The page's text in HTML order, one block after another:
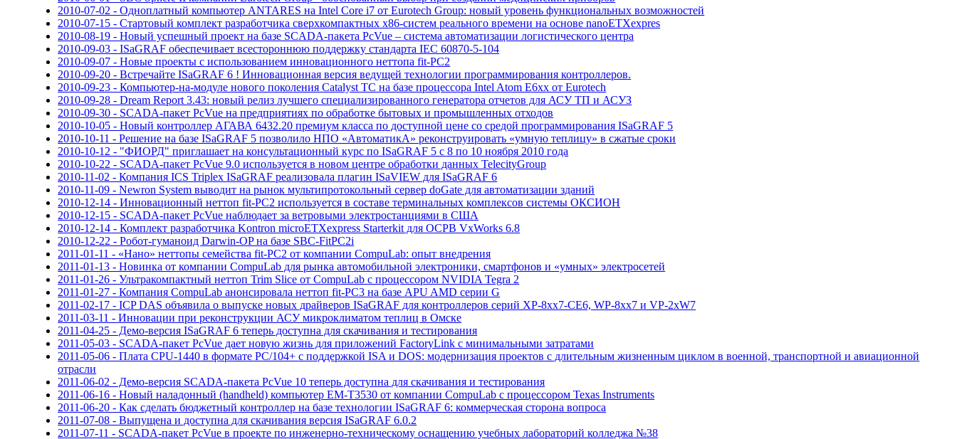
2010-07-02 - Одноплатный компьютер ANTARES на Intel Core i7 от Eurotech Group: новый уровень функциональных возможностей
2010-07-15 - Стартовый комплект разработчика сверхкомпактных x86-систем реального времени на основе nanoETXexpres
2010-08-19 - Новый успешный проект на базе SCADA-пакета PcVue – система автоматизации логистического центра
2010-09-03 - ISaGRAF обеспечивает всестороннюю поддержку стандарта IEC 60870-5-104
2010-09-07 - Новые проекты с использованием инновационного неттопа fit-PC2
2010-09-20 - Встречайте ISaGRAF 6 ! Инновационная версия ведущей технологии программирования контроллеров.
2010-09-23 - Компьютер-на-модуле нового поколения Catalyst TC на базе процессора Intel Atom E6xx от Eurotech
2010-09-28 - Dream Report 3.43: новый релиз лучшего специализированного генератора отчетов для АСУ ТП и АСУЗ
2010-09-30 - SCADA-пакет PcVue на предприятиях по обработке бытовых и промышленных отходов
2010-10-05 - Новый контроллер АГАВА 6432.20 премиум класса по доступной цене со средой программирования ISaGRAF 5
2010-10-11 - Решение на базе ISaGRAF 5 позволило НПО «АвтоматикА» реконструировать «умную теплицу» в сжатые сроки
2010-10-12 - "ФИОРД" приглашает на консультационный курс по ISaGRAF 5 с 8 по 10 ноября 2010 года
2010-10-22 - SCADA-пакет PcVue 9.0 используется в новом центре обработки данных TelecityGroup
2010-11-02 - Компания ICS Triplex ISaGRAF реализовала плагин ISaVIEW для ISaGRAF 6
2010-11-09 - Newron System выводит на рынок мультипротокольный сервер doGate для автоматизации зданий
2010-12-14 - Инновационный неттоп fit-PC2 используется в составе терминальных комплексов системы ОКСИОН
2010-12-15 - SCADA-пакет PcVue наблюдает за ветровыми электростанциями в США
2010-12-14 - Комплект разработчика Kontron microETXexpress Starterkit для ОСРВ VxWorks 6.8
2010-12-22 - Робот-гуманоид Darwin-OP на базе SBC-FitPC2i
2011-01-11 - «Нано» неттопы семейства fit-PC2 от компании CompuLab: опыт внедрения
2011-01-13 - Новинка от компании CompuLab для рынка автомобильной электроники, смартфонов и «умных» электросетей
2011-01-26 - Ультракомпактный неттоп Trim Slice от CompuLab с процессором NVIDIA Tegra 2
2011-01-27 - Компания CompuLab анонсировала неттоп fit-PC3 на базе APU AMD серии G
2011-02-17 - ICP DAS объявила о выпуске новых драйверов ISaGRAF для контроллеров серий XP-8xx7-CE6, WP-8xx7 и VP-2xW7
2011-03-11 - Инновации при реконструкции АСУ микроклиматом теплиц в Омске
2011-04-25 - Демо-версия ISaGRAF 6 теперь доступна для скачивания и тестирования
2011-05-03 - SCADA-пакет PcVue дает новую жизнь для приложений FactoryLink с минимальными затратами
2011-05-06 - Плата CPU-1440 в формате PC/104+ с поддержкой ISA и DOS: модернизация проектов с длительным жизненным циклом в военной, транспортной и авиационной
отрасли
2011-06-02 - Демо-версия SCADA-пакета PcVue 10 теперь доступна для скачивания и тестирования
2011-06-16 - Новый наладонный (handheld) компьютер EM-T3530 от компании CompuLab с процессором Texas Instruments
2011-06-20 - Как сделать бюджетный контроллер на базе технологии ISaGRAF 6: коммерческая сторона вопроса
2011-07-08 - Выпущена и доступна для скачивания версия ISaGRAF 6.0.2
2011-07-11 - SCADA-пакет PcVue в проекте по инженерно-техническому оснащению учебных лабораторий колледжа №38